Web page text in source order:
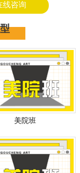
线咨询
美院班